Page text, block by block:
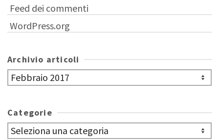
Feed dei commenti
WordPress.org
Archivio articoli
Archivio
articoli
Categorie
Categorie